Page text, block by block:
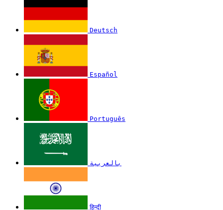
Deutsch
Español
Português
بالعربية
हिन्दी